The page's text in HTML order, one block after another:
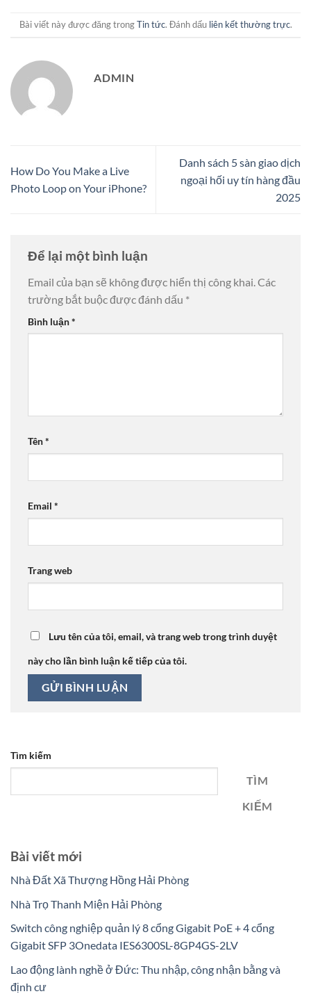
Bài viết này được đăng trongTin tức. Đánh dấu liên kết thường trực.
ADMIN
How Do You Make a Live
Photo Loop on Your iPhone?
Danh sách 5 sàn giao dịch
ngoại hối uy tín hàng đầu
2025
Để lại một bình luận
Email của bạn sẽ không được hiển thị công khai. Các
trường bắt buộc được đánh dấu *
Bình luận*
Tên*
Email *
Trang web
Lưu tên của tôi, email, và trang web trong trình duyệt
này cho lần bình luận kế tiếp của tôi.
Tìm kiếm
TÌM
KIẾM
Bài viết mới
Nhà Đất Xã Thượng Hồng Hải Phòng
Nhà Trọ Thanh Miện Hải Phòng
Switch công nghiệp quản lý 8 cổng Gigabit PoE + 4 cổng
Gigabit SFP 3Onedata IES6300SL-8GP4GS-2LV
Lao động lành nghề ở Đức: Thu nhập, công nhận bằng và
định cư